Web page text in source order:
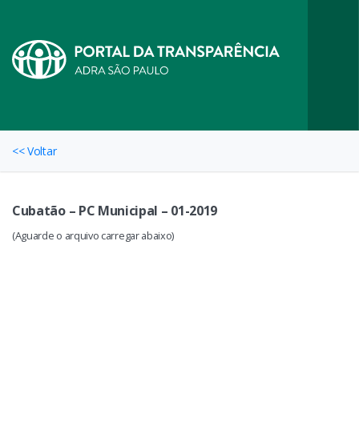
<< Voltar
Cubatão – PC Municipal – 01-2019
(Aguarde o arquivo carregar abaixo)